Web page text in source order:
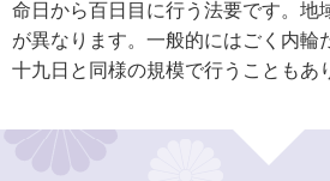
命日から百日目に行う法要です。地
が異なります。一般的にはごく内輪
十九日と同様の規模で行うこともあ